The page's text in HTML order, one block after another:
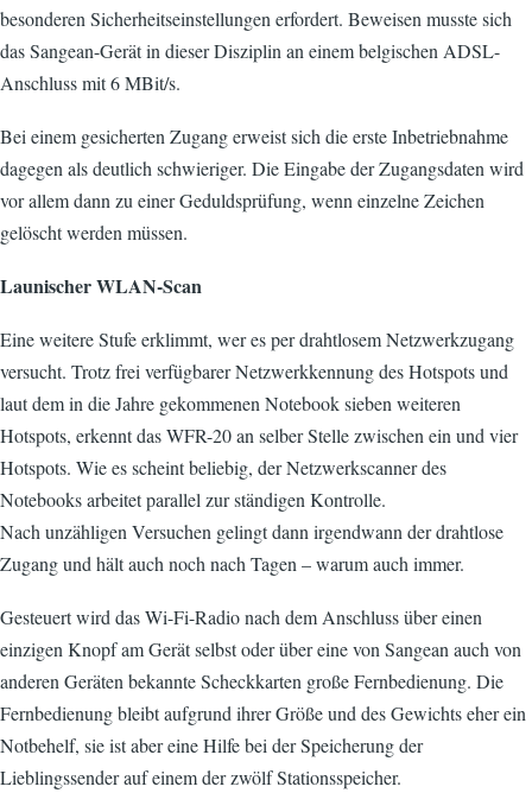
besonderen Sicherheitseinstellungen erfordert. Beweisen musste sich
das Sangean-Gerät in dieser Disziplin an einem belgischen ADSL-
Anschluss mit 6 MBit/s.
Bei einem gesicherten Zugang erweist sich die erste Inbetriebnahme
dagegen als deutlich schwieriger. Die Eingabe der Zugangsdaten wird
vor allem dann zu einer Geduldsprüfung, wenn einzelne Zeichen
gelöscht werden müssen.
Launischer WLAN-Scan
Eine weitere Stufe erklimmt, wer es per drahtlosem Netzwerkzugang
versucht. Trotz frei verfügbarer Netzwerkkennung des Hotspots und
laut dem in die Jahre gekommenen Notebook sieben weiteren
Hotspots, erkennt das WFR-20 an selber Stelle zwischen ein und vier
Hotspots. Wie es scheint beliebig, der Netzwerkscanner des
Notebooks arbeitet parallel zur ständigen Kontrolle.
Nach unzähligen Versuchen gelingt dann irgendwann der drahtlose
Zugang und hält auch noch nach Tagen – warum auch immer.
Gesteuert wird das Wi-Fi-Radio nach dem Anschluss über einen
einzigen Knopf am Gerät selbst oder über eine von Sangean auch von
anderen Geräten bekannte Scheckkarten große Fernbedienung. Die
Fernbedienung bleibt aufgrund ihrer Größe und des Gewichts eher ein
Notbehelf, sie ist aber eine Hilfe bei der Speicherung der
Lieblingssender auf einem der zwölf Stationsspeicher.